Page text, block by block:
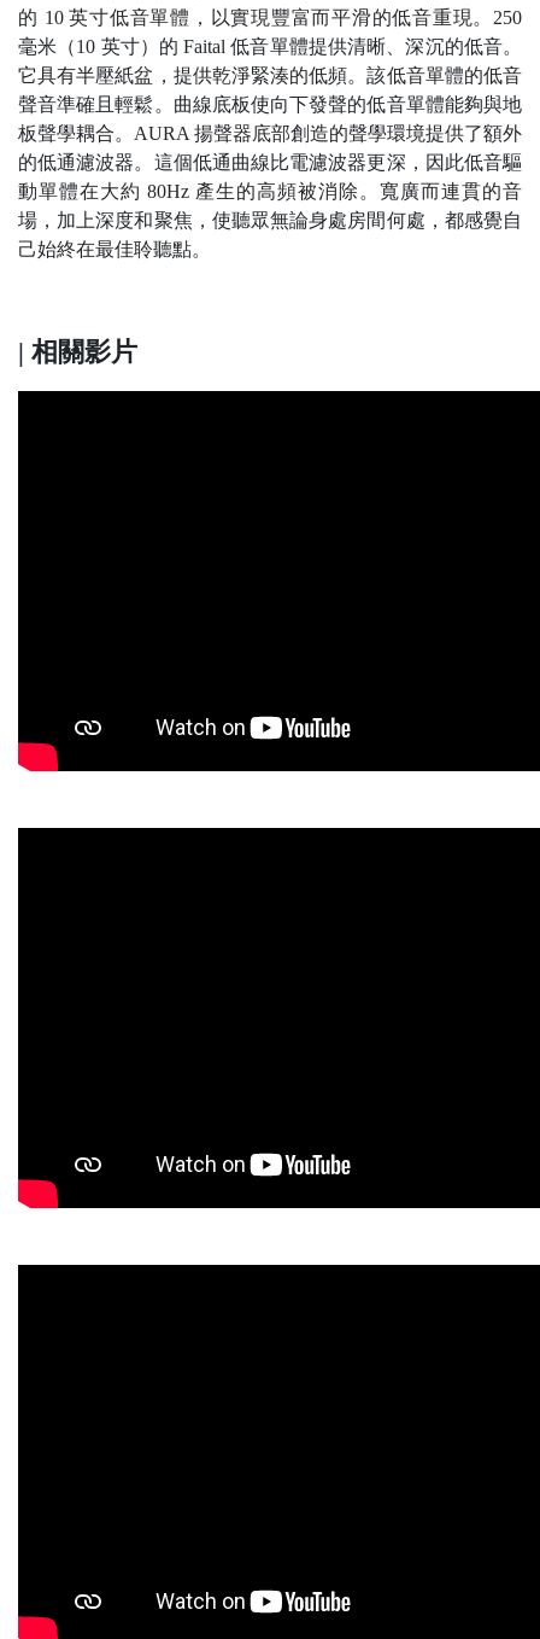
的 10 英寸低音單體，以實現豐富而平滑的低音重現。250
毫米（10 英寸）的 Faital 低音單體提供清晰、深沉的低音。
它具有半壓紙盆，提供乾淨緊湊的低頻。該低音單體的低音
聲音準確且輕鬆。曲線底板使向下發聲的低音單體能夠與地
板聲學耦合。AURA 揚聲器底部創造的聲學環境提供了額外
的低通濾波器。這個低通曲線比電濾波器更深，因此低音驅
動單體在大約 80Hz 產生的高頻被消除。寬廣而連貫的音
場，加上深度和聚焦，使聽眾無論身處房間何處，都感覺自
己始終在最佳聆聽點。
| 相關影片